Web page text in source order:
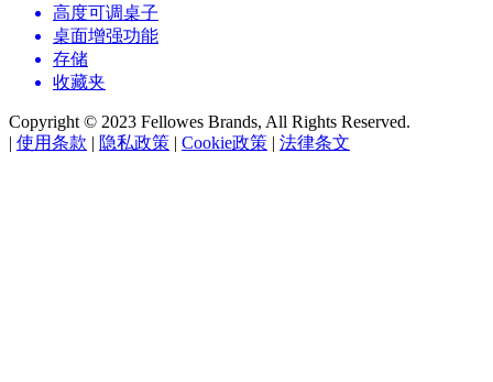
高度可调桌子
桌面增强功能
存储
收藏夹
Copyright © 2023 Fellowes Brands, All Rights Reserved.
| 使用条款 | 隐私政策 | Cookie政策 | 法律条文